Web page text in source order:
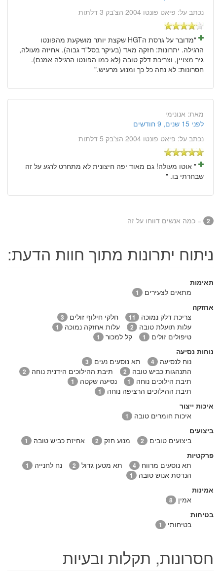
נכתב על: פיאט פונטו 2004 הצ'בק 3 דלתות
"מדובר על גרסת הHGT שקצת יותר מושקעת מהפונטו
הרגילה. יתרונות: חזקה מאד (בעיקר בסל"ד גבוה). אחיזה מעולה,
גיר מצויין, וצריכת דלק טובה (לא כמו הפונטו הרגילה אמנם).
חסרונות: לא נחה כל כך ומנוע מרעיש."
מאת: אנונימי
לפני 15 שנים, 9 חודשים
נכתב על: פיאט פונטו 2004 הצ'בק 5 דלתות
" אוטו מעולה! גם מאוד יפה חיצונית לא מתחרט לרגע על זה
שבחרתי בו. "
2 = כמה אנשים דווחו על זה
ניתוח יתרונות מתוך חוות הדעת:
תאימות
מתאים לצעירים
1
אחזקה
צריכת דלק נמוכה
11 חלקי חילוף זולים 3
עלות תועלת טובה 2 עלות אחזקה נמוכה 1
טיפולים זולים 1 קל למכור 1
נוחות נסיעה
נוח לנסיעה
4 תא נוסעים נעים 3
התנהגות כביש טובה 2 תיבת ההילוכים הידנית נוחה 2
תיבת הילוכים נוחה 1 נסיעה שקטה 1
תיבת ההילוכים הרציפה נוחה 1
איכות ייצור
איכות חומרים טובה
1
ביצועים
ביצועים טובים
2 מנוע חזק 2 אחיזת כביש טובה 1
פרקטיות
תא נוסעים מרווח
4 תא מטען גדול 2 נח לחנייה 1
הנדסת אנוש טובה 1
אמינות
אמין
8
בטיחות
בטיחותי
1
חסרונות, תקלות ובעיות